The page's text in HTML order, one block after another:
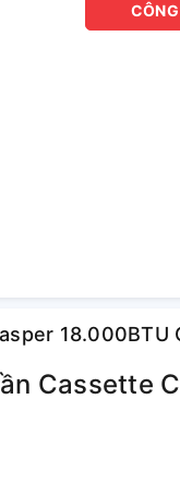
18.000BTU
Cassette